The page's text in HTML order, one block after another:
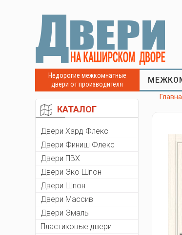
Недорогие межкомнатные
двери от производителя
КАТАЛОГ
Двери Хард Флекс
Двери Финиш Флекс
Двери ПВХ
Двери Эко Шпон
Двери Шпон
Двери Массив
Двери Эмаль
Пластиковые двери